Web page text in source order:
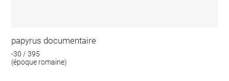
papyrus documentaire
-30 / 395
(époque romaine)